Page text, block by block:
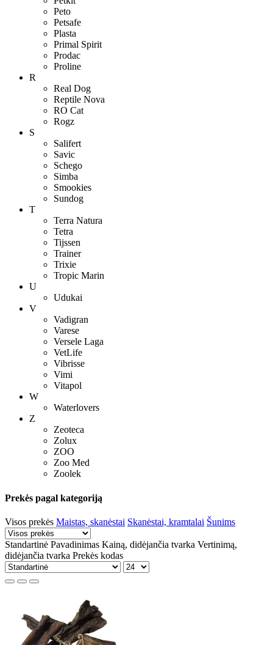
Peto
Petsafe
Plasta
Primal Spirit
Prodac
Proline
R
Real Dog
Reptile Nova
RO Cat
Rogz
S
Salifert
Savic
Schego
Simba
Smookies
Sundog
T
Terra Natura
Tetra
Tijssen
Trainer
Trixie
Tropic Marin
U
Udukai
V
Vadigran
Varese
Versele Laga
VetLife
Vibrisse
Vimi
Vitapol
W
Waterlovers
Z
Zeoteca
Zolux
ZOO
Zoo Med
Zoolek
Prekės pagal kategoriją
Visos prekės Maistas, skanėstai Skanėstai, kramtalai Šunims
Standartinė Pavadinimas Kainą, didėjančia tvarka Vertinimą,
didėjančia tvarka Prekės kodas